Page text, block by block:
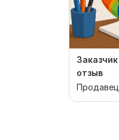
отзыв
Продавец